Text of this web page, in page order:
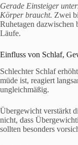
Gerade Einsteiger
Körper braucht. Zwei
Ruhetagen dazwischen
Läufe.
Einfluss von Schlaf,
Schlechter Schlaf
müde ist, reagiert
ungleichmäßig.
Übergewicht verstärkt
nicht, dass
sollten besonders